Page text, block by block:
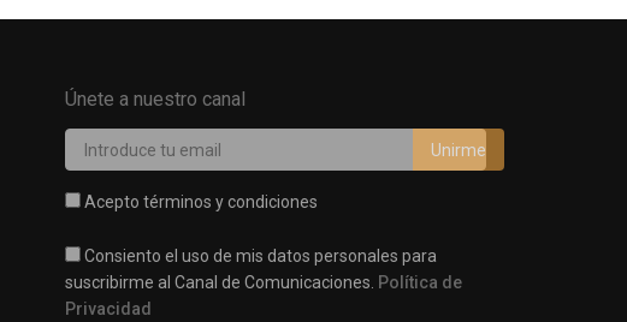
Únete a nuestro canal
Acepto términos y condiciones
Consiento el uso de mis datos personales para
suscribirme al Canal de Comunicaciones. Política de
Privacidad